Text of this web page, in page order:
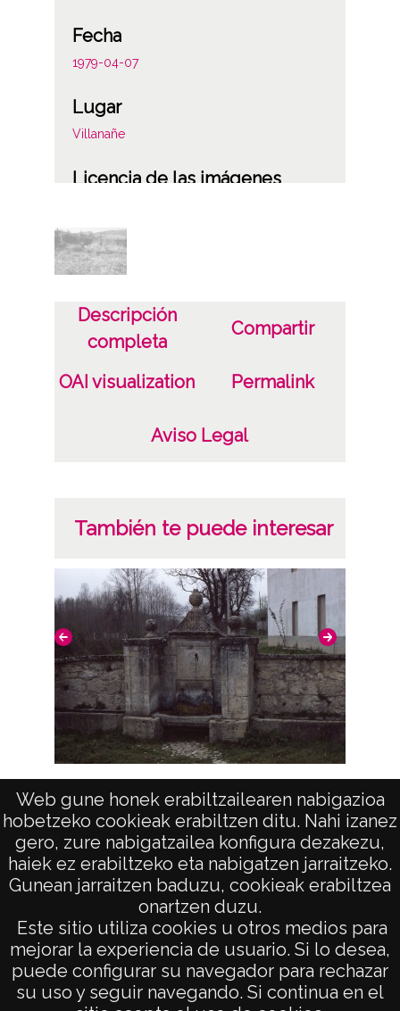
Web gune honek erabiltzailearen nabigazioa
hobetzeko cookieak erabiltzen ditu. Nahi izanez
gero, zure nabigatzailea konfigura dezakezu,
haiek ez erabiltzeko eta nabigatzen jarraitzeko.
Gunean jarraitzen baduzu, cookieak erabiltzea
onartzen duzu.
Este sitio utiliza cookies u otros medios para
mejorar la experiencia de usuario. Si lo desea,
puede configurar su navegador para rechazar
su uso y seguir navegando. Si continua en el
Fecha
1979-04-07
Lugar
Villanañe
Licencia de las imágenes
Descripción
completa
Compartir
OAI visualization Permalink
Aviso Legal
También te puede interesar
Lavadero en Villanañe
AVISO LEGAL
POLÍTICA DE PRIVACIDAD
ACCESIBILIDAD
ATENCIÓN CIUDADANA